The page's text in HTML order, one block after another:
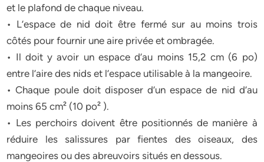
et le plafond de chaque niveau.
• L’espace de nid doit être fermé sur au moins trois
côtés pour fournir une aire privée et ombragée.
• Il doit y avoir un espace d’au moins 15,2 cm (6 po)
entre l’aire des nids et l’espace utilisable à la mangeoire.
• Chaque poule doit disposer d’un espace de nid d’au
moins 65 cm² (10 po² ).
• Les perchoirs doivent être positionnés de manière à
réduire les salissures par fientes des oiseaux, des
mangeoires ou des abreuvoirs situés en dessous.